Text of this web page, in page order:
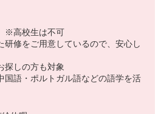
高校生は不可
研修をご用意しているので、安心し
探しの方も対象
語・ポルトガル語などの語学を活